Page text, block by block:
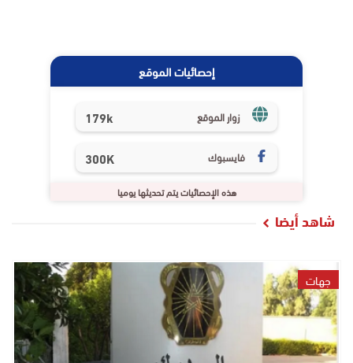
إحصائيات الموقع
زوار الموقع 179k
فايسبوك 300K
هذه الإحصائيات يتم تحديثها يوميا
شاهد أيضا
جهات